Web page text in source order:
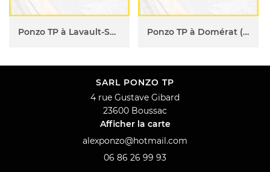
Ponzo TP à Lavault-Sainte-Anne (23) Ponzo TP à Domérat (23)
SARL PONZO TP
4 rue Gustave Gibard
23600 Boussac
Afficher la carte
06 86 26 99 93